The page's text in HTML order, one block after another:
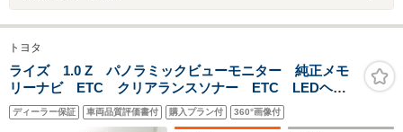
トヨタ
ライズ 1.0 Z パノラミックビューモニター 純正メモ
リーナビ ETC クリアランスソナー ETC LEDヘッ
ドライト 衝突被害軽減ブレーキ 踏み間違い防止 シ
ートヒーター Bluetoothオーディオ ワンオーナー
ディーラー保証 車両品質評価書付 購入プラン付 360°画像付